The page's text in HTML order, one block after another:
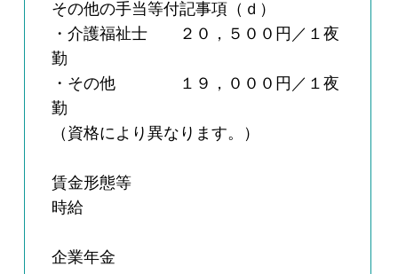
その他の手当等付記事項（ｄ）
・介護福祉士 ２０，５００円／１夜
勤
・その他 １９，０００円／１夜
勤
（資格により異なります。）
賃金形態等
時給
企業年金